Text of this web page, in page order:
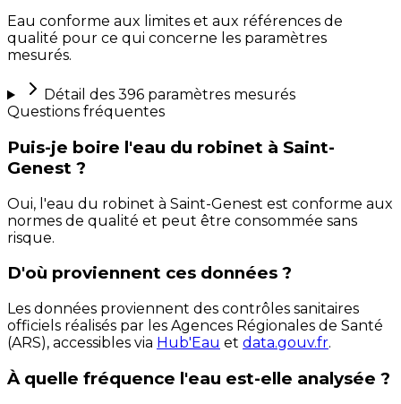
Eau conforme aux limites et aux références de
qualité pour ce qui concerne les paramètres
mesurés.
Détail des 396paramètres mesurés
Questions fréquentes
Puis-je boire l'eau du robinet à Saint-
Genest ?
Oui, l'eau du robinet à Saint-Genest est conforme aux
normes de qualité et peut être consommée sans
risque.
D'où proviennent ces données ?
Les données proviennent des contrôles sanitaires
officiels réalisés par les Agences Régionales de Santé
(ARS), accessibles via Hub'Eau et data.gouv.fr.
À quelle fréquence l'eau est-elle analysée ?